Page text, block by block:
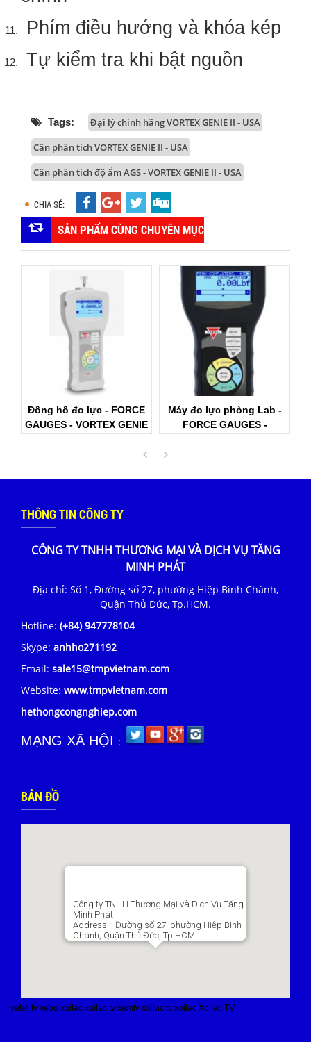
Phím điều hướng và khóa kép
Tự kiểm tra khi bật nguồn
Tags:
Đại lý chính hãng VORTEX GENIE II - USA
Cân phân tích VORTEX GENIE II - USA
Cân phân tích độ ẩm AGS - VORTEX GENIE II - USA
CHIA SẺ:
SẢN PHẨM CÙNG CHUYÊN MỤC
lực - FORCE
GENIE
Máy đo lực phòng Lab -
FORCE GAUGES -
Thiết bị đo lực
FSA Cap Tester -
THÔNG TIN CÔNG TY
CÔNG TY TNHH THƯƠNG MẠI VÀ DỊCH VỤ TĂNG
MINH PHÁT
Địa chỉ: Số 1, Đường số 27, phường Hiệp Bình Chánh,
Quận Thủ Đức, Tp.HCM.
Hotline: (+84) 947778104
Skype: anhho271192
Email: sale15@tmpvietnam.com
Website: www.tmpvietnam.com
hethongcongnghiep.com
MẠNG XÃ HỘI :
BẢN ĐỒ
Công ty TNHH Thương Mại và Dịch Vụ Tăng
Minh Phát
Address: : Đường số 27, phường Hiệp Bình
Chánh, Quận Thủ Đức, Tp.HCM.
vebo tv vebo xoilac xoilac tv xemtv xoilac tv xoilac Xoilac TV